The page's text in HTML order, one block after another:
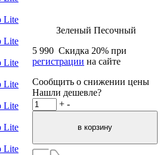
Зеленый Песочный
5 990 Скидка 20% при
регистрации на сайте
Сообщить о снижении цены
Нашли дешевле?
+ -